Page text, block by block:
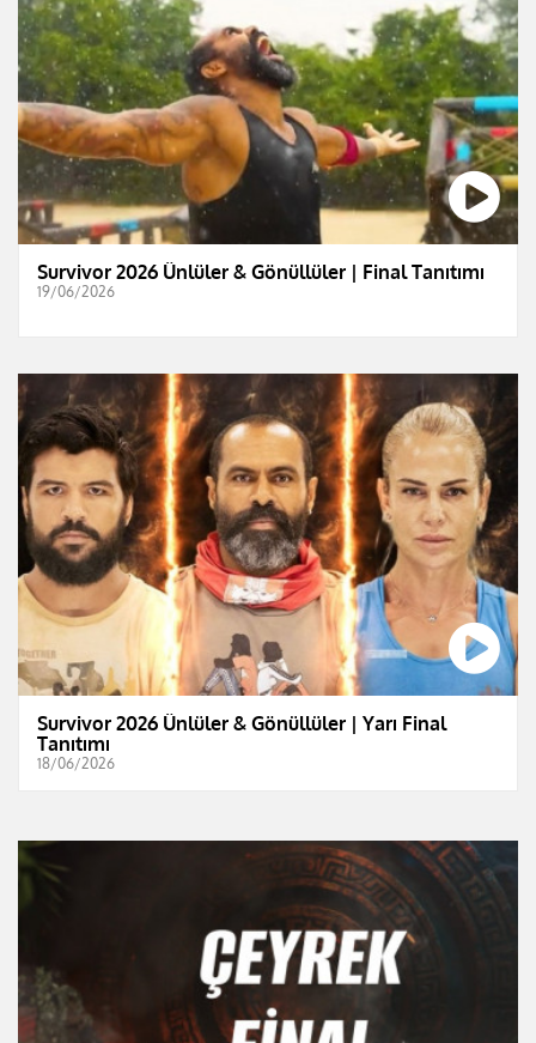
Survivor 2026 Ünlüler & Gönüllüler | Final Tanıtımı
19/06/2026
Survivor 2026 Ünlüler & Gönüllüler | Yarı Final
Tanıtımı
18/06/2026